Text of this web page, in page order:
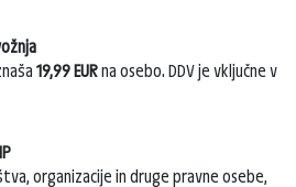
19,99 EURna osebo. DDV je vključne v
organizacije in druge pravne osebe,